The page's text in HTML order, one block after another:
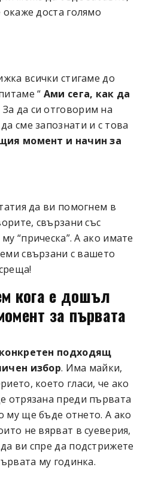
доста голямо
всички стигаме до
“ Ами сега, как да
За да си отговорим на
сме запознати и с това
момент и начин за
да ви помогнем в
свързани със
“прическа”. А ако имате
свързани с вашето
кога е дошъл
за първата
подходящ
избор. Има майки,
което гласи, че ако
отрязана преди първата
му ще бъде отнето. А ако
не вярват в суеверия,
ви спре да подстрижете
му годинка.